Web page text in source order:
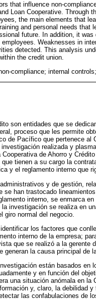
that influence non-
Loan Cooperative. Through
the main elements that
and personal needs
future. In addition, it
Weaknesses in
detected. This analysis
the credit union.
compliance; internal
son entidades que se
proceso que les permite
de Pacífico que pertenece
realizada y
de Ahorro y
tienen a su cargo la
y el reglamento interno que
y de gestión,
se han trastocado
interno, se enmarca
investigación se realiza en
giro normal del negocio.
los factores que
interno de la empresa;
que se realizó a la
generan la causa principal de
están basados
y en función del
una situación anómala en
y, claro, la debilidad
las confabulaciones de